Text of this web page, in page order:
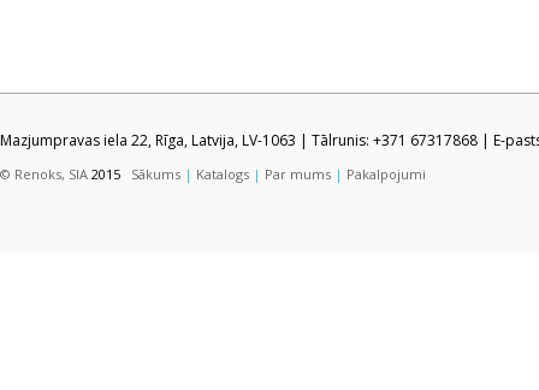
Mazjumpravas iela 22, Rīga, Latvija, LV-1063 | Tālrunis: +371 67317868 | E-
© Renoks, SIA 2015 Sākums | Katalogs | Par mums | Pakalpojumi